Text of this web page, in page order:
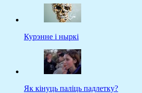
Курэнне і ныркі
Як кінуць паліць падлетку?